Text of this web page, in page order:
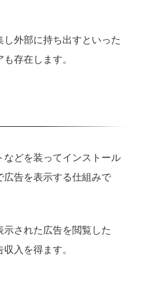
外部に持ち出すといった
存在します。
などを装ってインストール
広告を表示する仕組みで
された広告を閲覧した
入を得ます。